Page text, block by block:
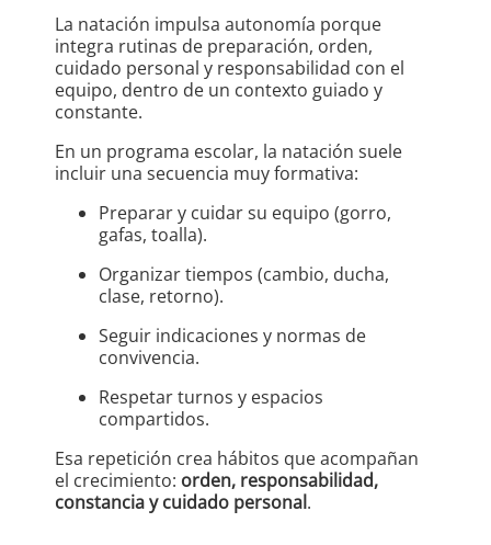
La natación impulsa autonomía porque
integra rutinas de preparación, orden,
cuidado personal y responsabilidad con el
equipo, dentro de un contexto guiado y
constante.
En un programa escolar, la natación suele
incluir una secuencia muy formativa:
Preparar y cuidar su equipo (gorro,
gafas, toalla).
Organizar tiempos (cambio, ducha,
clase, retorno).
Seguir indicaciones y normas de
convivencia.
Respetar turnos y espacios
compartidos.
Esa repetición crea hábitos que acompañan
el crecimiento: orden, responsabilidad,
constancia y cuidado personal.